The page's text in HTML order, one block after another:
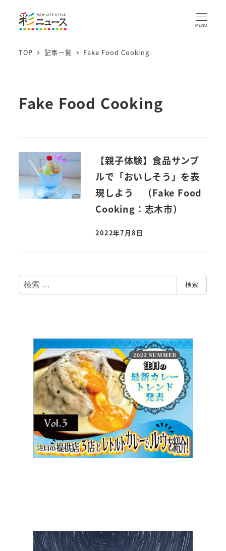
MENU
TOP 記事一覧 Fake Food Cooking
Fake Food Cooking
【親子体験】食品サンプ
ルで「おいしそう」を表
現しよう （Fake Food
Cooking：志木市）
2022年7月8日
検
索
検索